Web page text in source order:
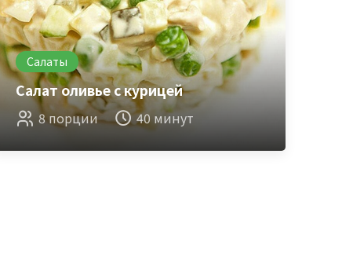
Салаты
Салат оливье с курицей
8 порции 40 минут